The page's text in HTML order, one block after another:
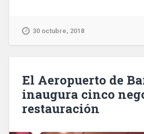
las
área
metropolitana
de
30 octubre, 2018
El Aeropuerto de
inaugura cinco
restauración